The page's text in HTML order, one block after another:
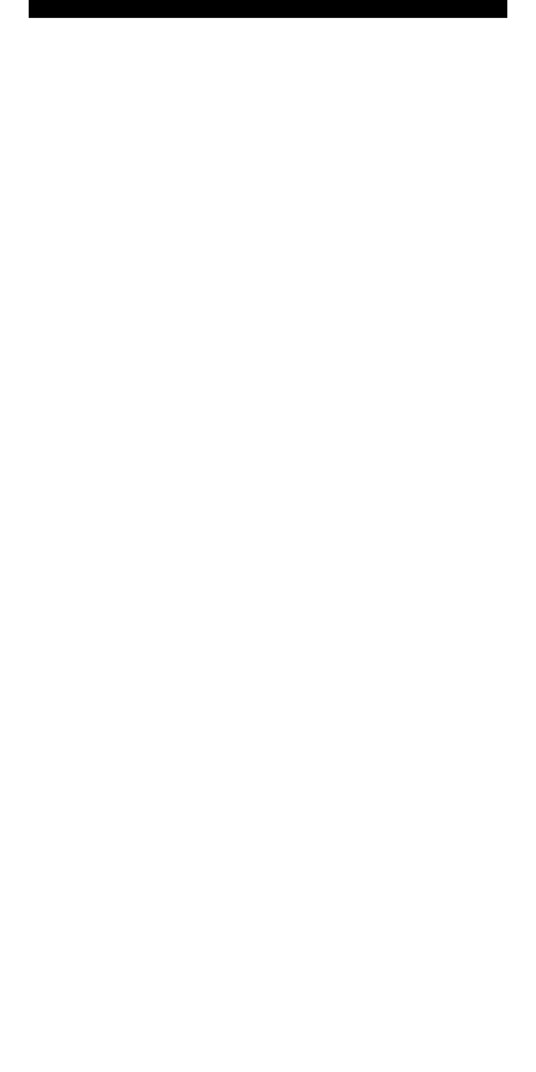
À PROPOS
Je refuse C'est bon.